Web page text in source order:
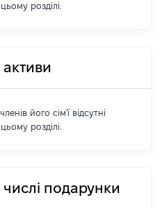
розділі.
активи
його сім'ї відсутні
розділі.
подарунки